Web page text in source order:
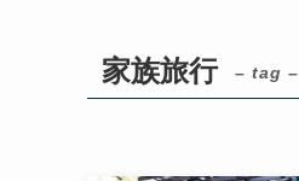
家族旅行 – tag –